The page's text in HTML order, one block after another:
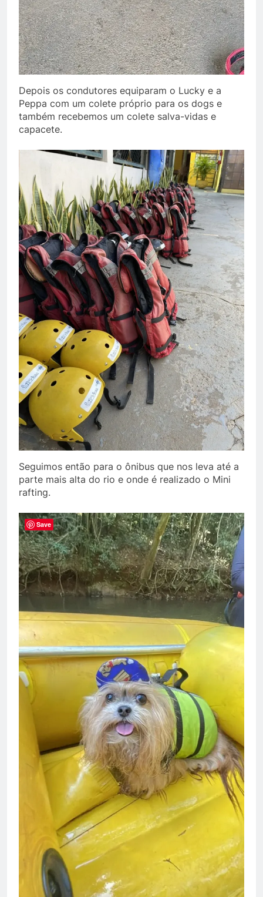
Depois os condutores equiparam o Lucky e a
Peppa com um colete próprio para os dogs e
também recebemos um colete salva-vidas e
capacete.
Seguimos então para o ônibus que nos leva até a
parte mais alta do rio e onde é realizado o Mini
rafting.
Save